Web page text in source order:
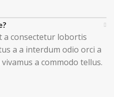
a consectetur lobortis
a a interdum odio orci a
a commodo tellus.